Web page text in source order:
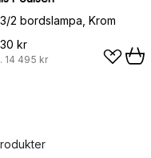
2 bordslampa, Krom
kr
14 495 kr